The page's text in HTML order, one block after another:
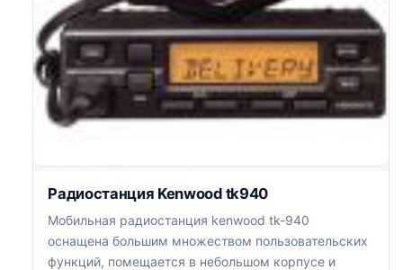
Радиостанция Kenwood tk940
Мобильная радиостанция kenwood tk-940
оснащена большим множеством пользовательских
функций, помещается в небольшом корпусе и